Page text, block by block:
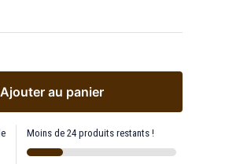
Ajouter au panier
Moins de 24 produits restants !